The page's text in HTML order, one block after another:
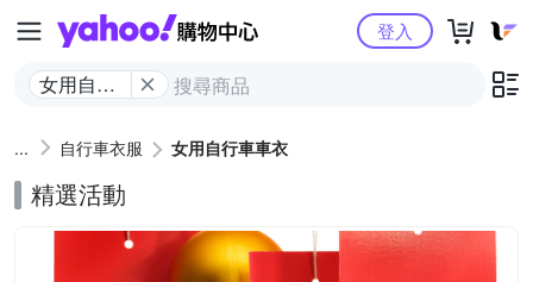
Yahoo購物中心
女用自行
登入
自行車衣服 女用自行車車衣
精選活動